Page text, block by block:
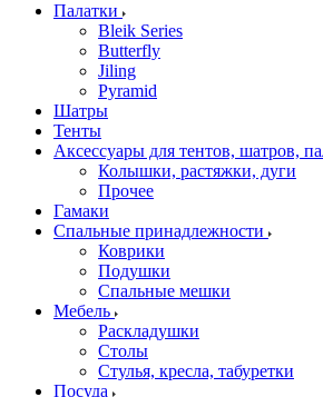
Палатки
Bleik Series
Butterfly
Jiling
Pyramid
Шатры
Тенты
Аксессуары для тентов, шатров,
Колышки, растяжки, дуги
Прочее
Гамаки
Спальные принадлежности
Коврики
Подушки
Спальные мешки
Мебель
Раскладушки
Столы
Стулья, кресла, табуретки
Посуда